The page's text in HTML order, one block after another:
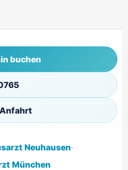
buchen
Neuhausen·
München